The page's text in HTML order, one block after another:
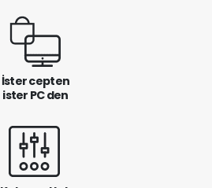
İster cepten
ister PC den